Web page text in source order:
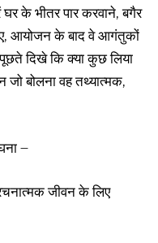
के भीतर पार करवाने, बगैर
आयोजन के बाद वे आगंतुकों
दिखे कि क्या कुछ लिया
जो बोलना वह तथ्यात्मक,
–
जीवन के लिए